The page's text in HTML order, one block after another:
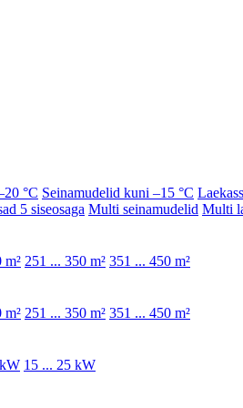
°C Seinamudelid kuni –15 °C
5 siseosaga Multi seinamudelid Multi
m² 251 ... 350 m² 351 ... 450 m²
m² 251 ... 350 m² 351 ... 450 m²
15 ... 25 kW